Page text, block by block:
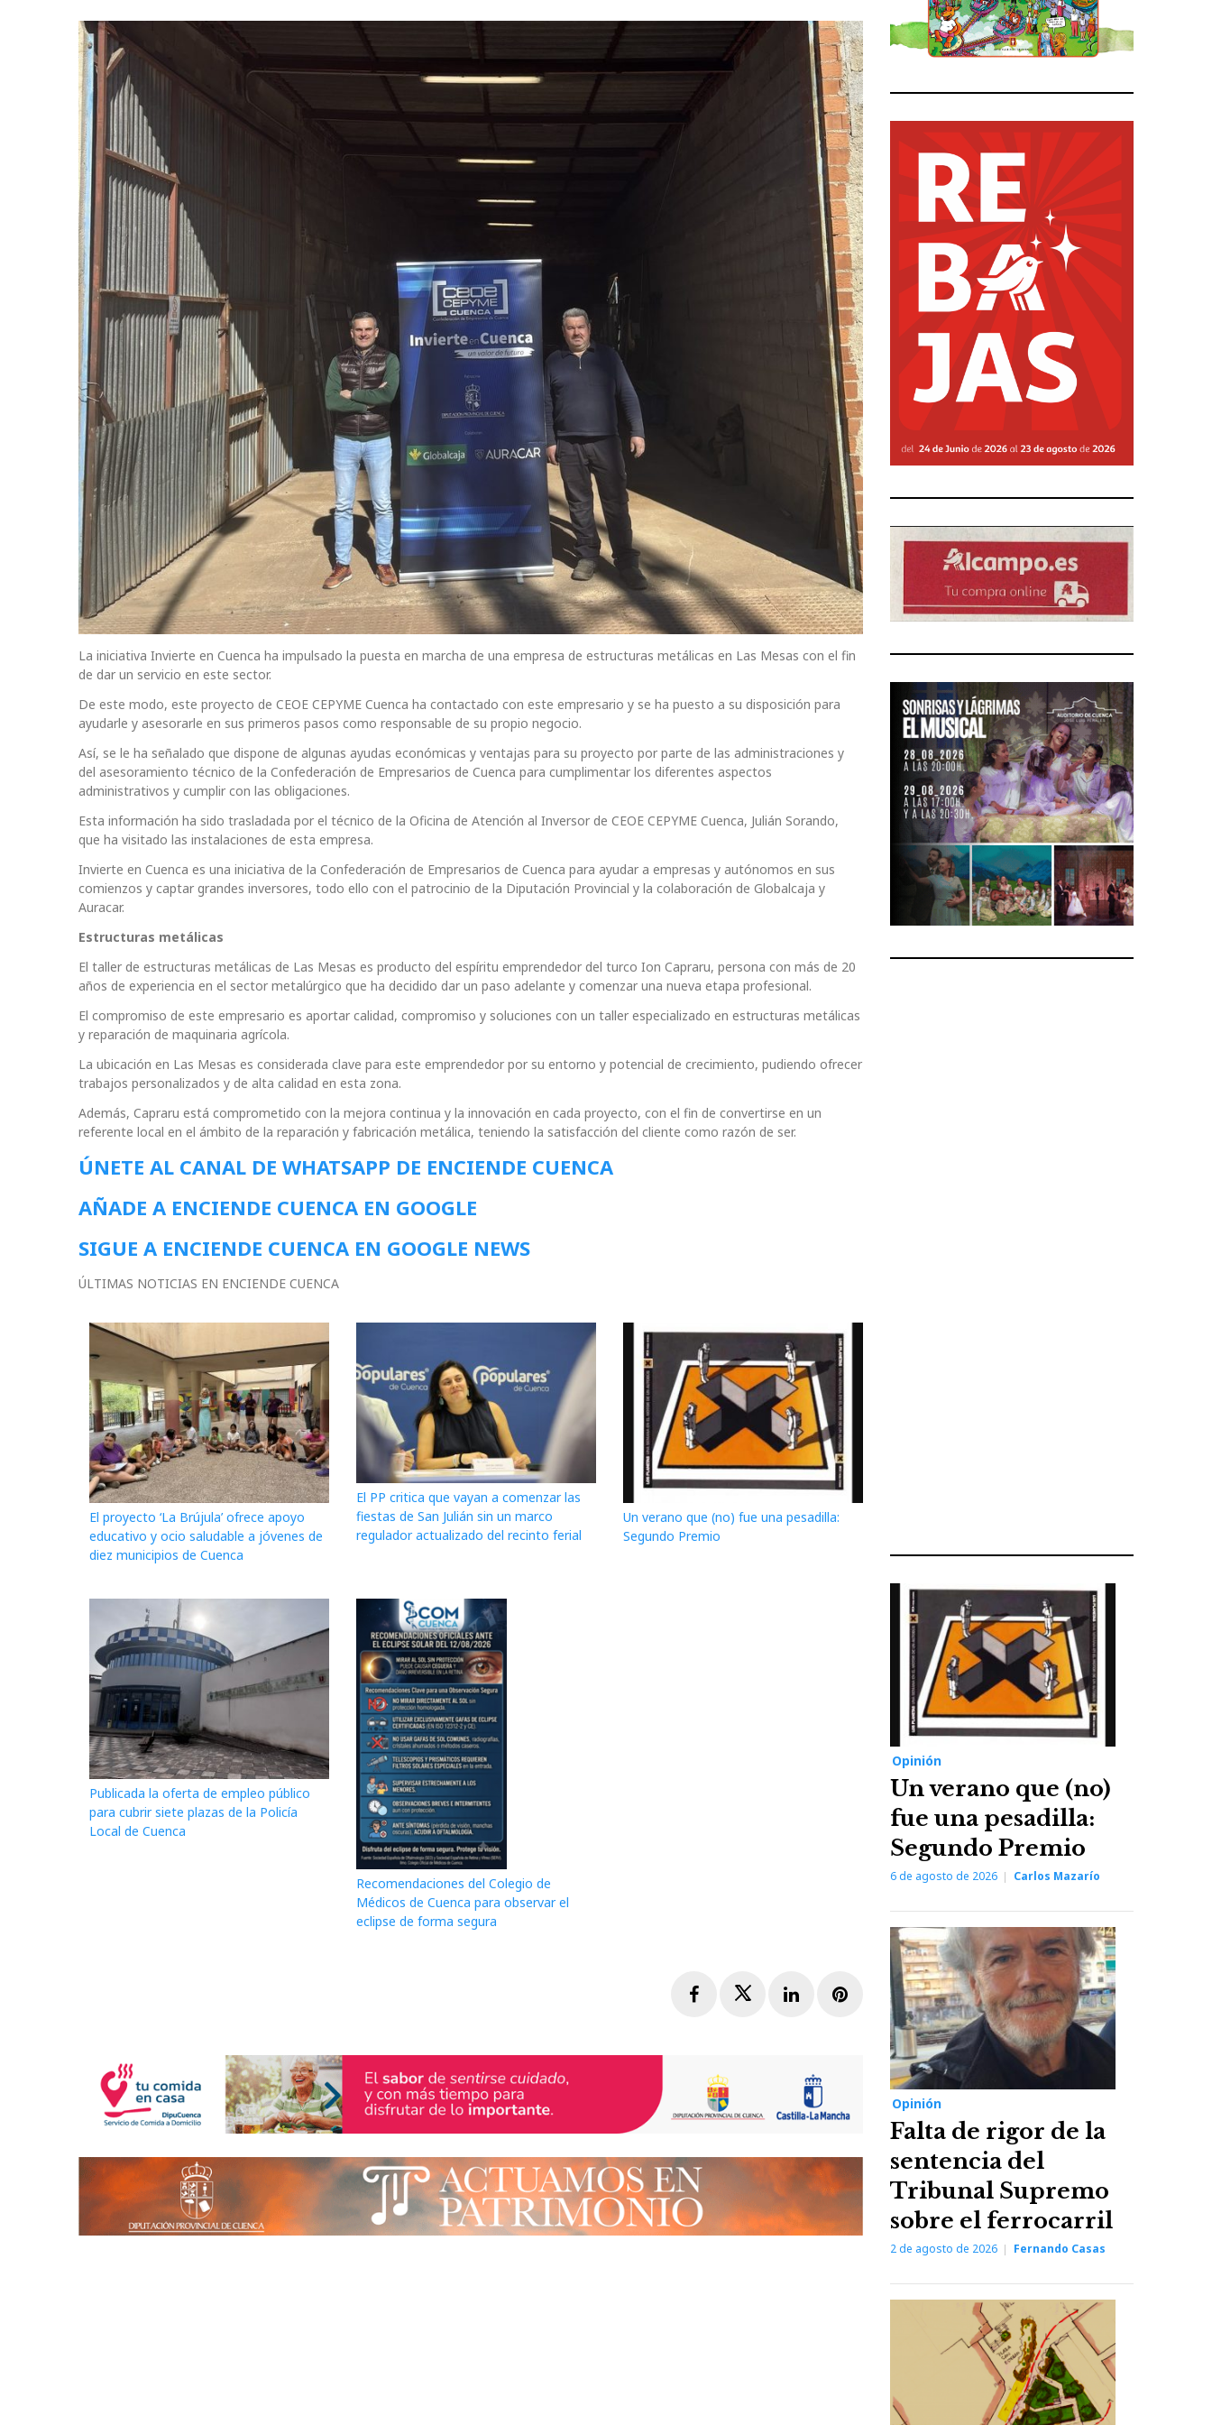
La iniciativa Invierte en Cuenca ha impulsado la puesta en marcha de una empresa de estructuras metálicas en Las Mesas con el fin
de dar un servicio en este sector.
De este modo, este proyecto de CEOE CEPYME Cuenca ha contactado con este empresario y se ha puesto a su disposición para
ayudarle y asesorarle en sus primeros pasos como responsable de su propio negocio.
Así, se le ha señalado que dispone de algunas ayudas económicas y ventajas para su proyecto por parte de las administraciones y
del asesoramiento técnico de la Confederación de Empresarios de Cuenca para cumplimentar los diferentes aspectos
administrativos y cumplir con las obligaciones.
Esta información ha sido trasladada por el técnico de la Oficina de Atención al Inversor de CEOE CEPYME Cuenca, Julián Sorando,
que ha visitado las instalaciones de esta empresa.
Invierte en Cuenca es una iniciativa de la Confederación de Empresarios de Cuenca para ayudar a empresas y autónomos en sus
comienzos y captar grandes inversores, todo ello con el patrocinio de la Diputación Provincial y la colaboración de Globalcaja y
Auracar.
Estructuras metálicas
El taller de estructuras metálicas de Las Mesas es producto del espíritu emprendedor del turco Ion Capraru, persona con más de 20
años de experiencia en el sector metalúrgico que ha decidido dar un paso adelante y comenzar una nueva etapa profesional.
El compromiso de este empresario es aportar calidad, compromiso y soluciones con un taller especializado en estructuras metálicas
y reparación de maquinaria agrícola.
La ubicación en Las Mesas es considerada clave para este emprendedor por su entorno y potencial de crecimiento, pudiendo ofrecer
trabajos personalizados y de alta calidad en esta zona.
Además, Capraru está comprometido con la mejora continua y la innovación en cada proyecto, con el fin de convertirse en un
referente local en el ámbito de la reparación y fabricación metálica, teniendo la satisfacción del cliente como razón de ser.
ÚNETE AL CANAL DE WHATSAPP DE ENCIENDE CUENCA
AÑADE A ENCIENDE CUENCA EN GOOGLE
SIGUE A ENCIENDE CUENCA EN GOOGLE NEWS
ÚLTIMAS NOTICIAS EN ENCIENDE CUENCA
El proyecto ‘La Brújula’ ofrece apoyo
educativo y ocio saludable a jóvenes de
diez municipios de Cuenca
El PP critica que vayan a comenzar las
fiestas de San Julián sin un marco
regulador actualizado del recinto ferial
Un verano que (no) fue una pesadilla:
Segundo Premio
Publicada la oferta de empleo público
para cubrir siete plazas de la Policía
Local de Cuenca
Recomendaciones del Colegio de
Médicos de Cuenca para observar el
eclipse de forma segura
FacebookTwitterLinkedInPinterest
Opinión
Un verano que (no)
fue una pesadilla:
Segundo Premio
6 de agosto de 2026 Carlos Mazarío
Opinión
Falta de rigor de la
sentencia del
Tribunal Supremo
sobre el ferrocarril
2 de agosto de 2026 Fernando Casas